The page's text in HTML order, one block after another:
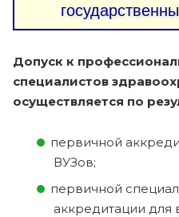
Допуск к
специалистов
осуществляется по
первичной
ВУЗов;
первичной
аккредитации